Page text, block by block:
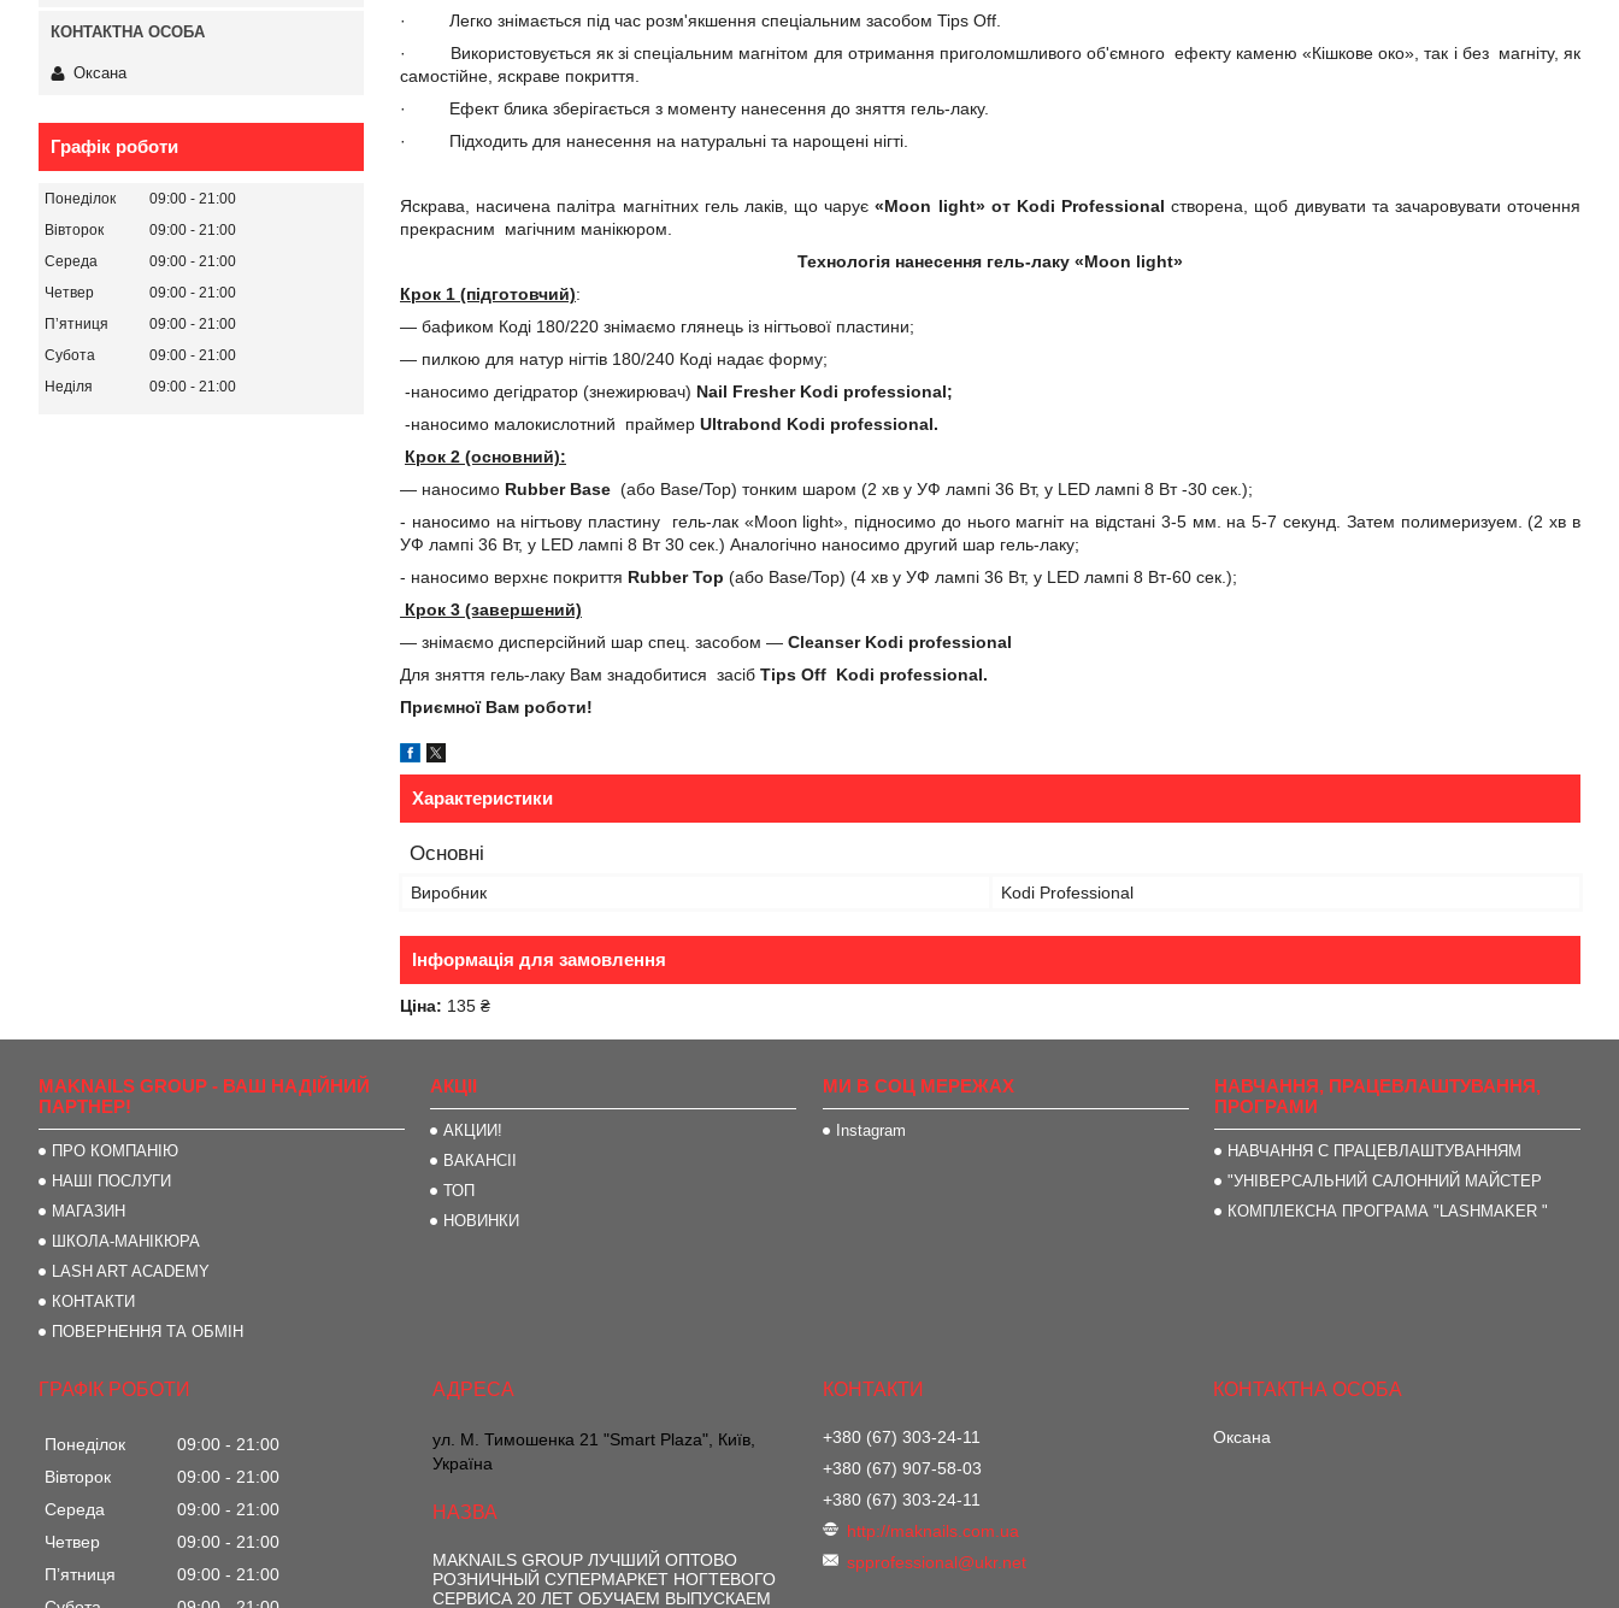
· Легко знімається під час розм'якшення спеціальним засобом Tips Off.
· Використовується як зі спеціальним магнітом для отримання приголомшливого об'ємного ефекту каменю «Кішкове око», так і без магніту, як
самостійне, яскраве покриття.
· Ефект блика зберігається з моменту нанесення до зняття гель-лаку.
· Підходить для нанесення на натуральні та нарощені нігті.
Яскрава, насичена палітра магнітних гель лаків, що чарує«Moon light»от Kodi Professionalстворена, щоб дивувати та зачаровувати оточення
прекрасним магічним манікюром.
Технологія нанесення гель-лаку «Moon light»
Крок 1 (підготовчий):
― бафиком Коді 180/220 знімаємо глянець із нігтьової пластини;
― пилкою для натур нігтів 180/240 Коді надає форму;
-наносимо дегідратор (знежирювач) Nail Fresher Kodi professional;
-наносимо малокислотний праймер Ultrabond Kodi professional.
Крок 2 (основний):
― наносимо Rubber Base (або Base/Top) тонким шаром (2 хв у УФ лампі 36 Вт, у LED лампі 8 Вт -30 сек.);
- наносимо на нігтьову пластину гель-лак «Moon light», підносимо до нього магніт на відстані 3-5 мм. на 5-7 секунд. Затем полимеризуем. (2 хв в
УФ лампі 36 Вт, у LED лампі 8 Вт 30 сек.) Аналогічно наносимо другий шар гель-лаку;
- наносимо верхнє покриття Rubber Top (або Base/Top) (4 хв у УФ лампі 36 Вт, у LED лампі 8 Вт-60 сек.);
Крок 3 (завершений)
― знімаємо дисперсійний шар спец. засобом — Cleanser Kodi professional
Для зняття гель-лаку Вам знадобитися засіб Tips Off Kodi professional.
Приємної Вам роботи!
Характеристики
Основні
Виробник Kodi Professional
Інформація для замовлення
Ціна: 135 ₴
Оксана
Графік роботи
Понеділок 09:00
21:00
Вівторок
09:00
21:00
Середа
09:00
21:00
Четвер
09:00
21:00
Пʼятниця
09:00
21:00
Субота
09:00
21:00
Неділя
09:00 21:00
MAKNAILS GROUP - ВАШ НАДІЙНИЙ
ПАРТНЕР!
ПРО КОМПАНІЮ
НАШІ ПОСЛУГИ
МАГАЗИН
ШКОЛА-МАНІКЮРА
LASH ART ACADEMY
КОНТАКТИ
ПОВЕРНЕННЯ ТА ОБМІН
АКЦІІ
АКЦИИ!
ВАКАНСІІ
ТОП
НОВИНКИ
МИ В СОЦ МЕРЕЖАХ
Instagram
НАВЧАННЯ, ПРАЦЕВЛАШТУВАННЯ,
ПРОГРАМИ
НАВЧАННЯ С ПРАЦЕВЛАШТУВАННЯМ
"УНІВЕРСАЛЬНИЙ САЛОННИЙ МАЙСТЕР
КОМПЛЕКСНА ПРОГРАМА "LASHMAKER "
ГРАФІК РОБОТИ
Понеділок 09:00
21:00
Вівторок
09:00
21:00
Середа
09:00
21:00
Четвер
09:00
21:00
Пʼятниця
09:00
21:00
ул. М. Тимошенка 21 "Smart Plaza", Київ,
Україна
MAKNAILS GROUP ЛУЧШИЙ ОПТОВО
РОЗНИЧНЫЙ СУПЕРМАРКЕТ НОГТЕВОГО
СЕРВИСА 20 ЛЕТ ОБУЧАЕМ ВЫПУСКАЕМ
+380 (67) 303-24-11
+380 (67) 907-58-03
+380 (67) 303-24-11
http://maknails.com.ua
spprofessional@ukr.net
Оксана